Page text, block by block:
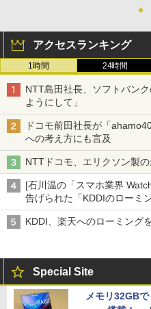
●
アクセスランキング
1時間 24時間
NTT島田社長、ソフトバン
ようにして」
ドコモ前田社長が「
への考え方にも言及
NTTドコモ、エリクソン製
[石川温の「スマホ業界
告げられた「KDDIのローミ
穴と楽天モバイルの課題
KDDI、楽天へのローミング
Special Site
メモリ32GB